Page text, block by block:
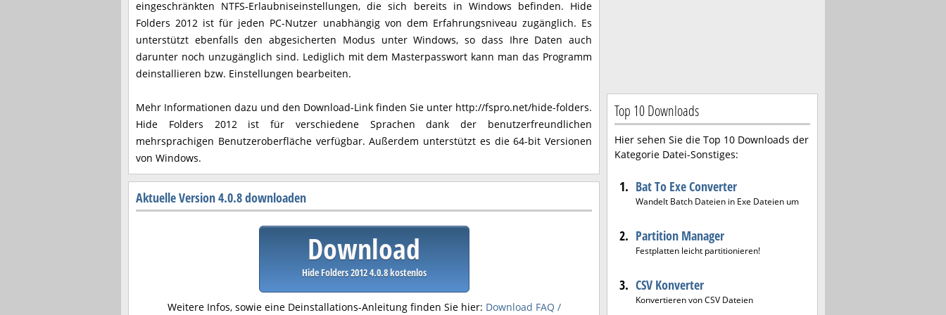
eingeschränkten NTFS-Erlaubniseinstellungen, die sich bereits in Windows befinden. Hide
Folders 2012 ist für jeden PC-Nutzer unabhängig von dem Erfahrungsniveau zugänglich. Es
unterstützt ebenfalls den abgesicherten Modus unter Windows, so dass Ihre Daten auch
darunter noch unzugänglich sind. Lediglich mit dem Masterpasswort kann man das Programm
deinstallieren bzw. Einstellungen bearbeiten.
Mehr Informationen dazu und den Download-Link finden Sie unter http://fspro.net/hide-folders.
Hide Folders 2012 ist für verschiedene Sprachen dank der benutzerfreundlichen
mehrsprachigen Benutzeroberfläche verfügbar. Außerdem unterstützt es die 64-bit Versionen
von Windows.
Aktuelle Version 4.0.8 downloaden
Download
Hide Folders 2012 4.0.8 kostenlos
Weitere Infos, sowie eine Deinstallations-Anleitung finden Sie hier: Download FAQ /
Top 10 Downloads
Hier sehen Sie die Top 10 Downloads der
Kategorie Datei-Sonstiges:
1. Bat To Exe Converter
Wandelt Batch Dateien in Exe Dateien um
2. Partition Manager
Festplatten leicht partitionieren!
3. CSV Konverter
Konvertieren von CSV Dateien